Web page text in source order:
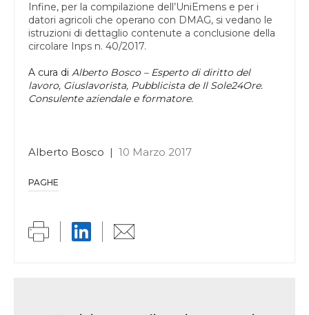
Infine, per la compilazione dell’UniEmens e per i
datori agricoli che operano con DMAG, si vedano le
istruzioni di dettaglio contenute a conclusione della
circolare Inps n. 40/2017.
A cura di Alberto Bosco – Esperto di diritto del
lavoro, Giuslavorista, Pubblicista de Il Sole24Ore.
Consulente aziendale e formatore.
Alberto Bosco | 10 Marzo 2017
PAGHE